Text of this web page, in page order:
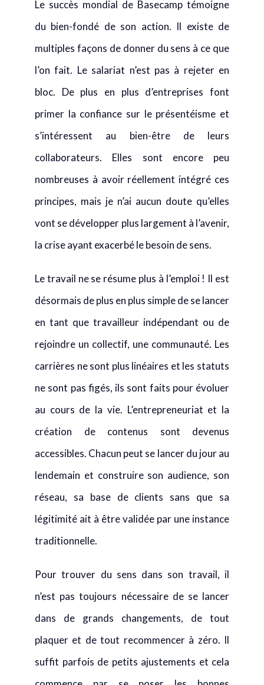
multiples façons de donner du sens à ce que
bloc. De plus en plus d’entreprises font
primer la confiance sur le présentéisme et
s’intéressent au bien-être de leurs
collaborateurs. Elles sont encore peu
principes, mais je n’ai aucun doute qu’elles
vont se développer plus largement à l’avenir,
la crise ayant exacerbé le besoin de sens.
Le travail ne se résume plus à l’emploi ! Il est
en tant que travailleur indépendant ou de
rejoindre un collectif, une communauté. Les
carrières ne sont plus linéaires et les statuts
ne sont pas figés, ils sont faits pour évoluer
au cours de la vie. L’entrepreneuriat et la
création de contenus sont devenus
accessibles. Chacun peut se lancer du jour au
réseau, sa base de clients sans que sa
légitimité ait à être validée par une instance
traditionnelle.
Pour trouver du sens dans son travail, il
dans de grands changements, de tout
plaquer et de tout recommencer à zéro. Il
suffit parfois de petits ajustements et cela
commence par se poser les bonnes
questions : qu’est ce qui me rend heureux au